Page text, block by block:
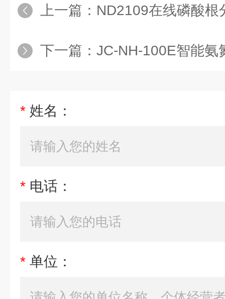
上一篇： ND2109在线磷酸根
下一篇： JC-NH-100E智能氨
* 姓名：
* 电话：
* 单位：